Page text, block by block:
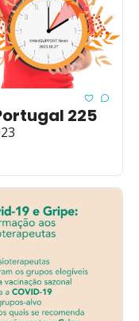
225